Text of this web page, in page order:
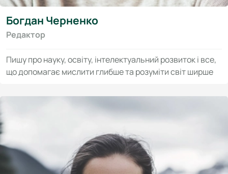
Богдан Черненко
Редактор
Пишу про науку, освіту, інтелектуальний розвиток і все,
що допомагає мислити глибше та розуміти світ ширше